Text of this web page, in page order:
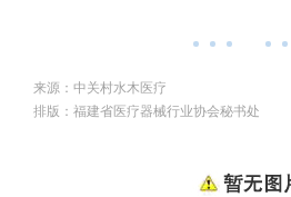
来源：中关村水木医疗
排版：福建省医疗器械行业协会秘书处